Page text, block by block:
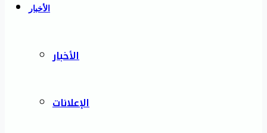
الأخبار
الأخبار
الإعلانات